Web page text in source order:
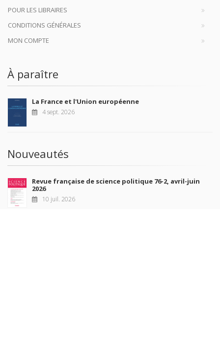
POUR LES LIBRAIRES
CONDITIONS GÉNÉRALES
MON COMPTE
À paraître
La France et l'Union européenne
4 sept. 2026
Nouveautés
Revue française de science politique 76-2, avril-juin
2026
10 juil. 2026